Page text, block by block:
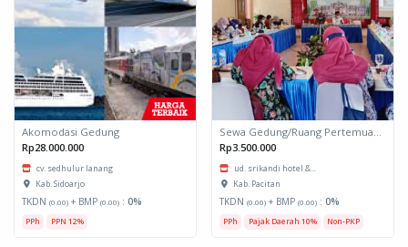
Akomodasi Gedung
Rp28.000.000
cv. sedhulur lanang
Kab. Sidoarjo
TKDN (0.00) + BMP (0.00) : 0%
PPh PPN 12%
Sewa Gedung/Ruang Pertemuan Srikandi
Rp3.500.000
ud. srikandi hotel &...
Kab. Pacitan
TKDN (0.00) + BMP (0.00) : 0%
PPh Pajak Daerah 10% Non-PKP